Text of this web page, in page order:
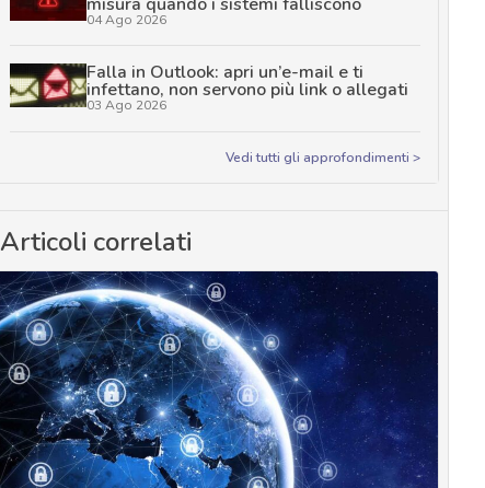
04 Ago 2026
Falla in Outlook: apri un’e-mail e ti
infettano, non servono più link o allegati
03 Ago 2026
Vedi tutti gli approfondimenti >
Articoli correlati